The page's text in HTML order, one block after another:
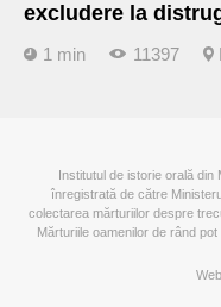
excludere la
1 min 11397
Institutul de istorie orală din
înregistrată de către
colectarea mărturiilor despre
Mărturiile oamenilor de rând